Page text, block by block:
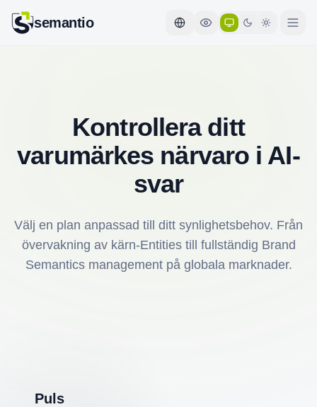
semantio
Kontrollera ditt
varumärkes närvaro i AI-
svar
Välj en plan anpassad till ditt synlighetsbehov. Från
övervakning av kärn-Entities till fullständig Brand
Semantics management på globala marknader.
Puls